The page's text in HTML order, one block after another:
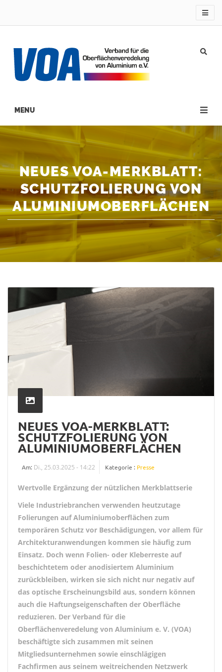
NEUES VOA-MERKBLATT:
SCHUTZFOLIERUNG VON
ALUMINIUMOBERFLÄCHEN
NEUES VOA-MERKBLATT:
SCHUTZFOLIERUNG VON
ALUMINIUMOBERFLÄCHEN
Am: Di., 25.03.2025 - 14:22 Kategorie : Presse
Wertvolle Ergänzung der nützlichen Merkblattserie
Viele Industriebranchen verwenden heutzutage
Folierungen auf Aluminiumoberflächen zum
temporären Schutz vor Beschädigungen, vor allem für
Architekturanwendungen kommen sie häufig zum
Einsatz. Doch wenn Folien- oder Kleberreste auf
beschichtetem oder anodisiertem Aluminium
zurückbleiben, wirken sie sich nicht nur negativ auf
das optische Erscheinungsbild aus, sondern können
auch die Haftungseigenschaften der Oberfläche
reduzieren. Der Verband für die
Oberflächenveredelung von Aluminium e. V. (VOA)
beschäftigte sich zusammen mit seinen
Mitgliedsunternehmen sowie einschlägigen
Fachfirmen aus seinem weitreichenden Netzwerk